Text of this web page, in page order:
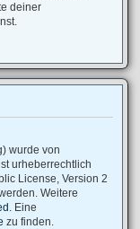
deiner
wurde von
urheberrechtlich
License, Version 2
Weitere
. Eine
zu finden.